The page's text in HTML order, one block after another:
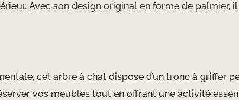
Avec son design original en forme de
cet arbre à chat dispose d’un tronc à griffer
vos meubles tout en offrant une activité